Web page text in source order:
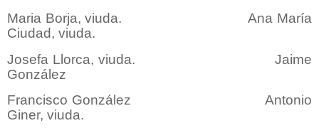
Maria Borja, viuda. Ana María
Ciudad, viuda.
Josefa Llorca, viuda. Jaime
González
Francisco González Antonio
Giner, viuda.